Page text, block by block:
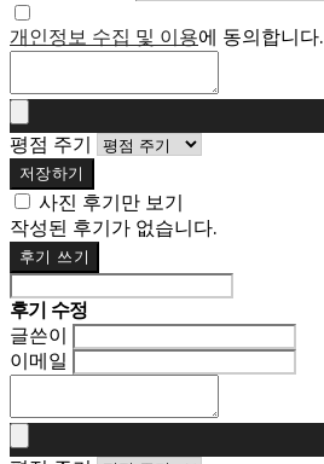
개인정보 수집 및 이용에 동의합니다.
평점 주기
저장하기
사진 후기만 보기
작성된 후기가 없습니다.
후기 쓰기
후기 수정
글쓴이
이메일